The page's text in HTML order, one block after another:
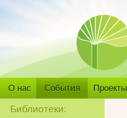
О нас События Проекты
Библиотеки: